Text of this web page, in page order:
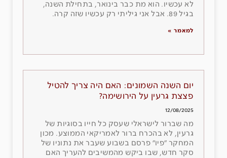
לא עכשיו. הוא מת כבר בינואר, בתחילת השנה,
בגיל 89. אבל אני גיליתי רק עכשיו שזה קרה.
למאמר »
יום השנה השמונים: האם היה צריך להטיל
פצצת גרעין על הירושימה?
12/08/2025
מה שברור לישראלי שעסק כל חייו בסוגיות של
גרעין, לא בהכרח ברור לאמריקאי הממוצע. מכון
המחקר ״פיו״ פרסם בשבוע שעבר את נתוניו של
סקר חדש, שבו ביקש מהמשיבים להעריך האם